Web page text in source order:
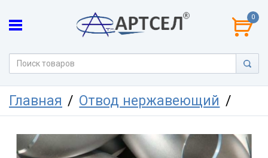
0
Главная Отвод нержавеющий